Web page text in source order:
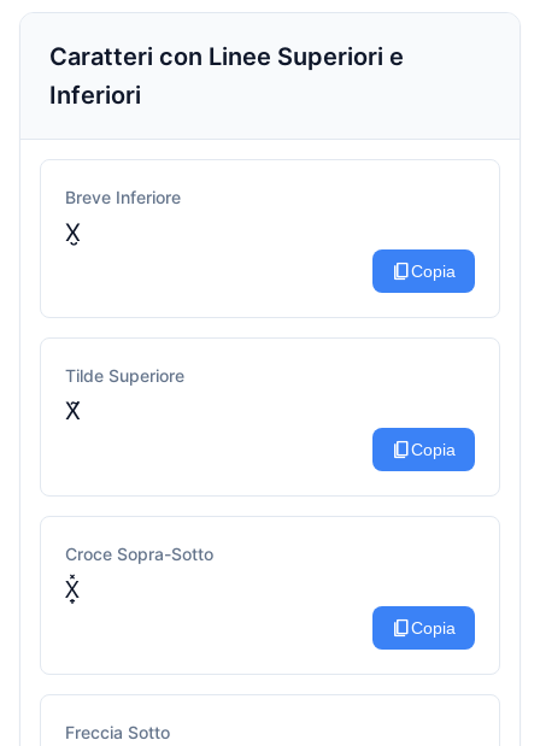
Caratteri con Linee Superiori e
Inferiori
Breve Inferiore
X̮
content_copyCopia
Tilde Superiore
X̃
content_copyCopia
Croce Sopra-Sotto
X̟̽
content_copyCopia
Freccia Sotto